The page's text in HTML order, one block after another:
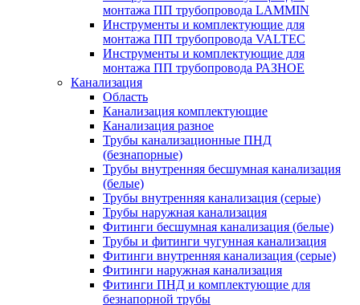
монтажа ПП трубопровода LAMMIN
Инструменты и комплектующие для
монтажа ПП трубопровода VALTEC
Инструменты и комплектующие для
монтажа ПП трубопровода РАЗНОЕ
Канализация
Область
Канализация комплектующие
Канализация разное
Трубы канализационные ПНД
(безнапорные)
Трубы внутренняя бесшумная канализация
(белые)
Трубы внутренняя канализация (серые)
Трубы наружная канализация
Фитинги бесшумная канализация (белые)
Трубы и фитинги чугунная канализация
Фитинги внутренняя канализация (серые)
Фитинги наружная канализация
Фитинги ПНД и комплектующие для
безнапорной трубы